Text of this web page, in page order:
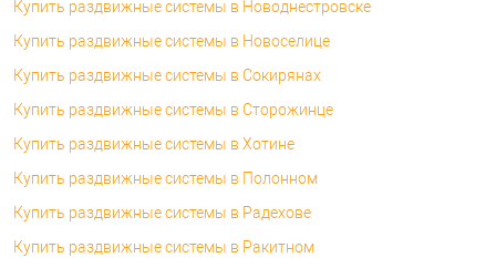
Купить раздвижные системы в Новоднестровске
Купить раздвижные системы в Новоселице
Купить раздвижные системы в Сокирянах
Купить раздвижные системы в Сторожинце
Купить раздвижные системы в Хотине
Купить раздвижные системы в Полонном
Купить раздвижные системы в Радехове
Купить раздвижные системы в Ракитном